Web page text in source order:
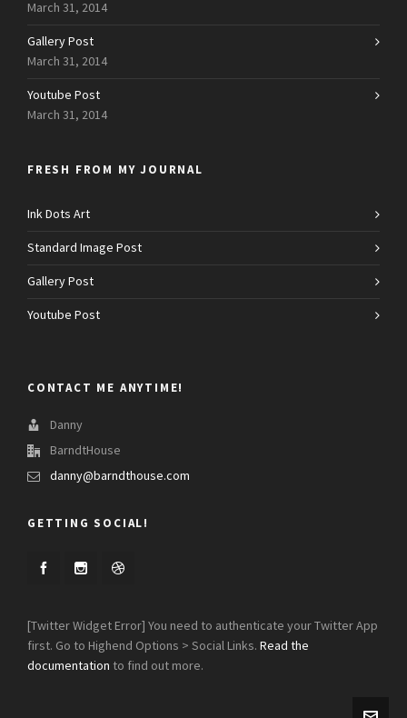
March 31, 2014
Gallery Post
March 31, 2014
Youtube Post
March 31, 2014
FRESH FROM MY JOURNAL
Ink Dots Art
Standard Image Post
Gallery Post
Youtube Post
CONTACT ME ANYTIME!
Danny
BarndtHouse
danny@barndthouse.com
GETTING SOCIAL!
[Twitter Widget Error] You need to authenticate your Twitter App
first. Go to Highend Options > Social Links. Read the
documentation to find out more.